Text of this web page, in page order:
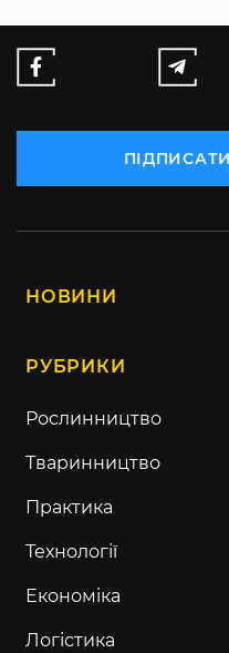
НОВИНИ
РУБРИКИ
Рослинництво
Тваринництво
Практика
Технології
Економіка
Логістика